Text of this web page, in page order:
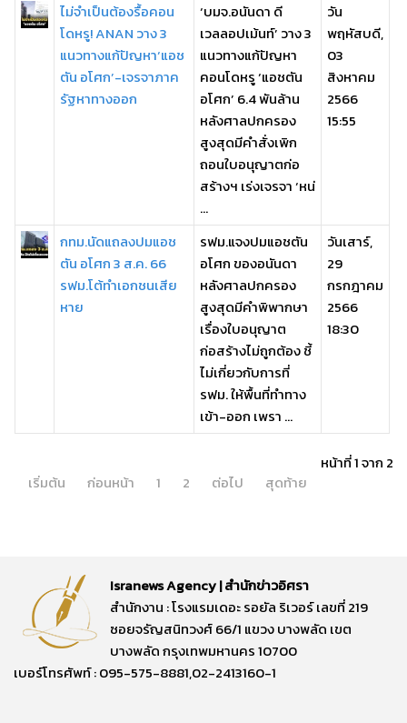
ไม่จำเป็นต้องรื้อคอน
โดหรู! ANAN วาง 3
แนวทางแก้ปัญหา‘แอช
ตัน อโศก’-เจรจาภาค
รัฐหาทางออก
‘บมจ.อนันดา ดี
เวลลอปเม้นท์’ วาง 3
แนวทางแก้ปัญหา
คอนโดหรู ‘แอชตัน
อโศก’ 6.4 พันล้าน
หลังศาลปกครอง
สูงสุดมีคำสั่งเพิก
ถอนใบอนุญาตก่อ
สร้างฯ เร่งเจรจา ‘หน่
...
วัน
พฤหัสบดี,
03
สิงหาคม
2566
15:55
กทม.นัดแถลงปมแอช
ตัน อโศก 3 ส.ค. 66
รฟม.โต้ทำเอกชนเสีย
หาย
รฟม.แจงปมแอชตัน
อโศก ของอนันดา
หลังศาลปกครอง
สูงสุดมีคำพิพากษา
เรื่องใบอนุญาต
ก่อสร้างไม่ถูกต้อง ชี้
ไม่เกี่ยวกับการที่
รฟม. ให้พื้นที่ทำทาง
เข้า-ออก เพรา ...
วันเสาร์,
29
กรกฎาคม
2566
18:30
หน้าที่ 1 จาก 2
เริ่มต้น
ก่อนหน้า 1 2 ต่อไป สุดท้าย
Isranews Agency | สำนักข่าวอิศรา
สำนักงาน : โรงแรมเดอะ รอยัล ริเวอร์ เลขที่ 219
ซอยจรัญสนิทวงศ์ 66/1 แขวง บางพลัด เขต
บางพลัด กรุงเทพมหานคร 10700
เบอร์โทรศัพท์ : 095-575-8881,02-2413160-1